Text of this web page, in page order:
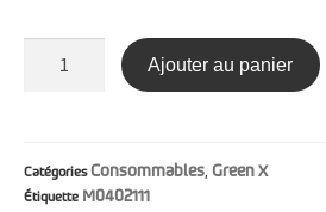
Ajouter au panier
Catégories Consommables Green X
Étiquette M0402111